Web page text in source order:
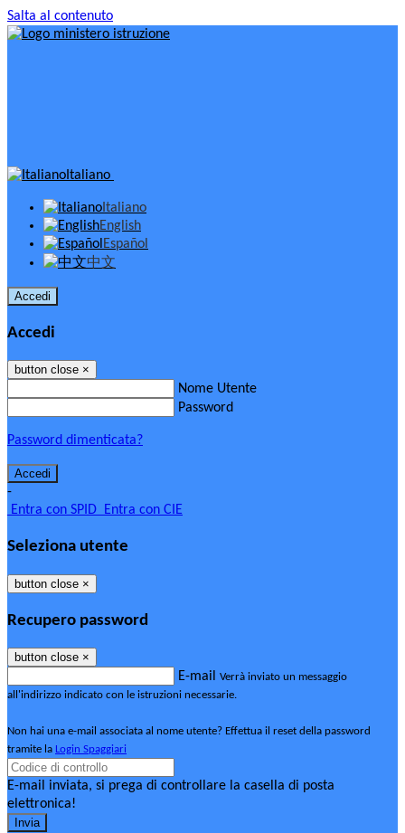
Salta al contenuto
Italiano
Italiano
English
Español
中文
Accedi
Accedi
button close ×
Nome Utente
Password
Password dimenticata?
-
Entra con SPID Entra con CIE
Seleziona utente
button close ×
Recupero password
button close ×
E-mail Verrà inviato un messaggio
all'indirizzo indicato con le istruzioni necessarie.
Non hai una e-mail associata al nome utente? Effettua il reset della password
tramite la Login Spaggiari
E-mail inviata, si prega di controllare la casella di posta
elettronica!